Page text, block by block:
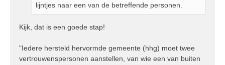
lijntjes naar een van de betreffende personen.
Kijk, dat is een goede stap!
"Iedere hersteld hervormde gemeente (hhg) moet twee
vertrouwenspersonen aanstellen, van wie een van buiten